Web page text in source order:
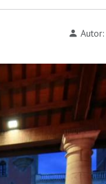
Autor: